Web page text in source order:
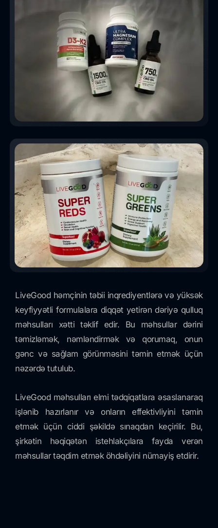
LiveGood həmçinin təbii inqrediyentlərə və yüksək
keyfiyyətli formulalara diqqət yetirən dəriyə qulluq
məhsulları xətti təklif edir. Bu məhsullar dərini
təmizləmək, nəmləndirmək və qorumaq, onun
gənc və sağlam görünməsini təmin etmək üçün
nəzərdə tutulub.
LiveGood məhsulları elmi tədqiqatlara əsaslanaraq
işlənib hazırlanır və onların effektivliyini təmin
etmək üçün ciddi şəkildə sınaqdan keçirilir. Bu,
şirkətin həqiqətən istehlakçılara fayda verən
məhsullar təqdim etmək öhdəliyini nümayiş etdirir.